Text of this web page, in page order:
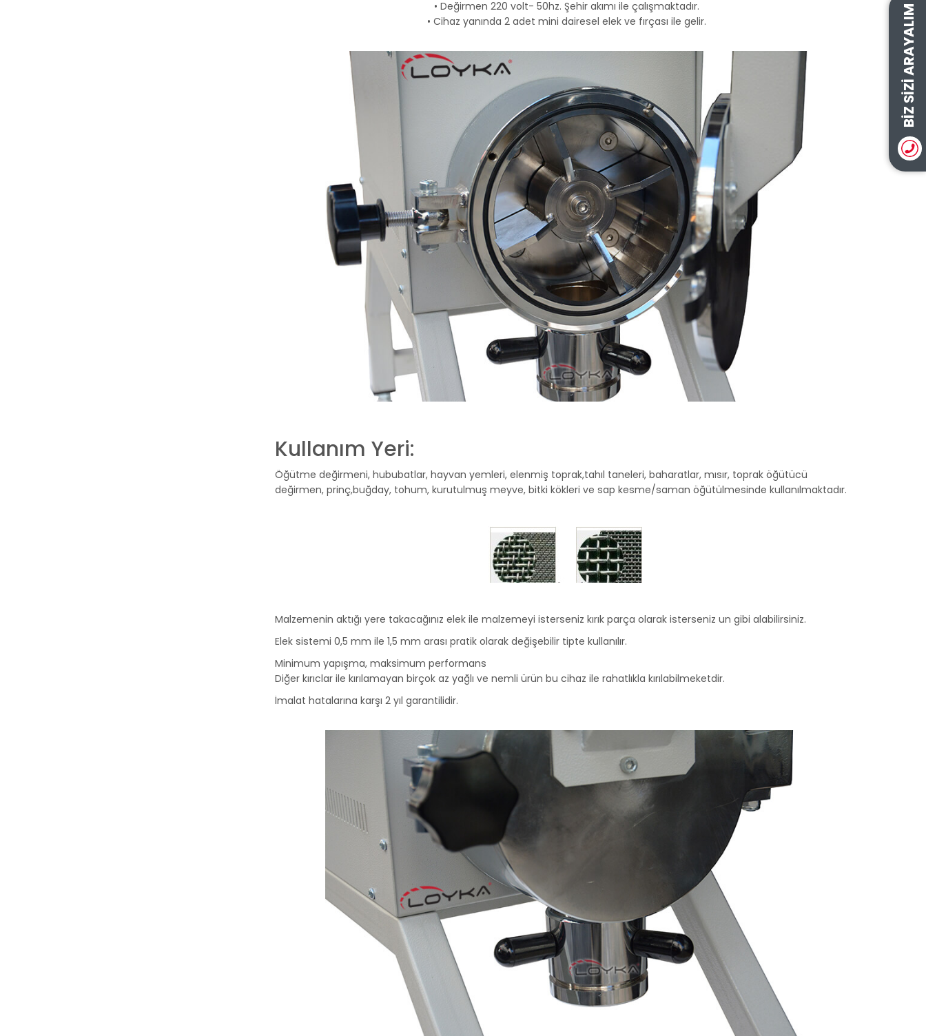
• Değirmen 220 volt- 50hz. Şehir akımı ile çalışmaktadır.
• Cihaz yanında 2 adet mini dairesel elek ve fırçası ile gelir.
Kullanım Yeri:
Öğütme değirmeni, hububatlar, hayvan yemleri, elenmiş toprak,tahıl taneleri, baharatlar, mısır, toprak öğütücü
değirmen, prinç,buğday, tohum, kurutulmuş meyve, bitki kökleri ve sap kesme/saman öğütülmesinde kullanılmaktadır.
Malzemenin aktığı yere takacağınız elek ile malzemeyi isterseniz kırık parça olarak isterseniz un gibi alabilirsiniz.
Elek sistemi 0,5 mm ile 1,5 mm arası pratik olarak değişebilir tipte kullanılır.
Minimum yapışma, maksimum performans
Diğer kırıclar ile kırılamayan birçok az yağlı ve nemli ürün bu cihaz ile rahatlıkla kırılabilmeketdir.
İmalat hatalarına karşı 2 yıl garantilidir.
BIZ SIZI ARAYALIM